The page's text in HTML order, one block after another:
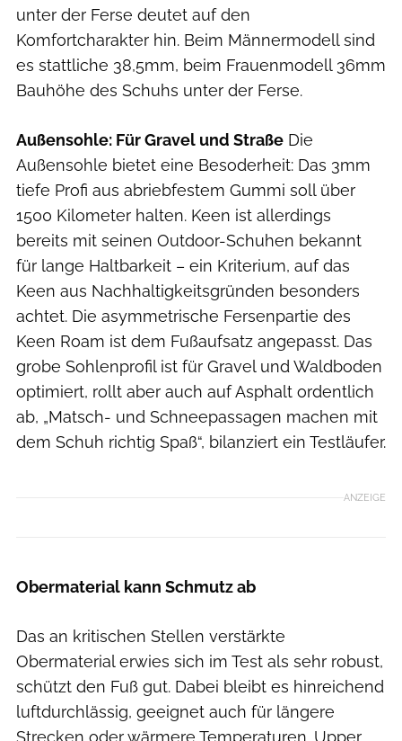
unter der Ferse deutet auf den
Komfortcharakter hin. Beim Männermodell sind
es stattliche 38,5mm, beim Frauenmodell 36mm
Bauhöhe des Schuhs unter der Ferse.
Außensohle: Für Gravel und Straße Die
Außensohle bietet eine Besoderheit: Das 3mm
tiefe Profi aus abriebfestem Gummi soll über
1500 Kilometer halten. Keen ist allerdings
bereits mit seinen Outdoor-Schuhen bekannt
für lange Haltbarkeit – ein Kriterium, auf das
Keen aus Nachhaltigkeitsgründen besonders
achtet. Die asymmetrische Fersenpartie des
Keen Roam ist dem Fußaufsatz angepasst. Das
grobe Sohlenprofil ist für Gravel und Waldboden
optimiert, rollt aber auch auf Asphalt ordentlich
ab, „Matsch- und Schneepassagen machen mit
dem Schuh richtig Spaß“, bilanziert ein Testläufer.
ANZEIGE
Obermaterial kann Schmutz ab
Das an kritischen Stellen verstärkte
Obermaterial erwies sich im Test als sehr robust,
schützt den Fuß gut. Dabei bleibt es hinreichend
luftdurchlässig, geeignet auch für längere
Strecken oder wärmere Temperaturen. Upper